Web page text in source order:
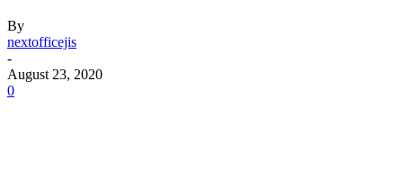
By
nextofficejis
-
August 23, 2020
0